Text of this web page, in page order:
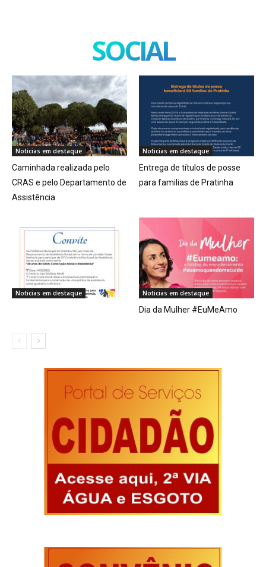
SOCIAL
Noticias em destaque
Caminhada realizada pelo
CRAS e pelo Departamento de
Assistência
Noticias em destaque
Entrega de títulos de posse
para familias de Pratinha
Noticias em destaque Noticias em destaque
Dia da Mulher #EuMeAmo